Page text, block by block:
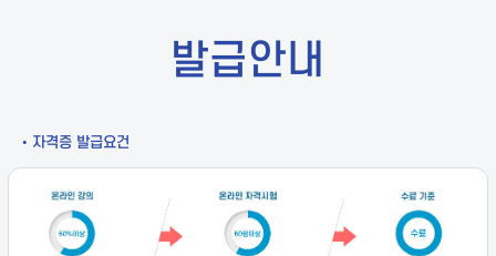
발급안내
• 자격증 발급요건